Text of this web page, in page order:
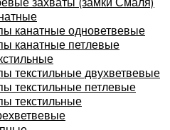
канатные одноветвевые
канатные петлевые
текстильные двухветвевые
текстильные петлевые
текстильные